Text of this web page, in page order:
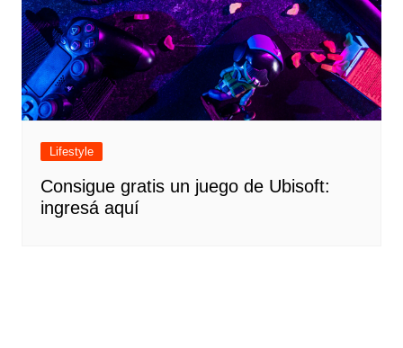
Lifestyle
Consigue gratis un juego de Ubisoft:
ingresá aquí